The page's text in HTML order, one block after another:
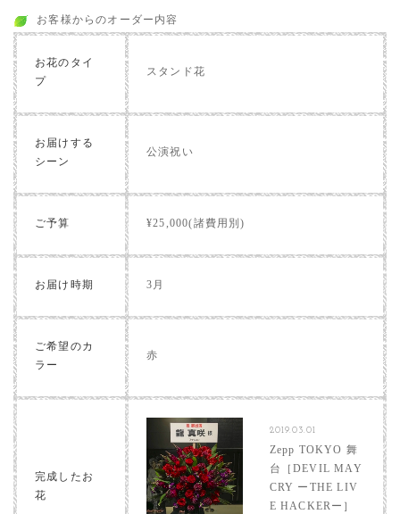
お客様からのオーダー内容
お花のタイ
プ
スタンド花
お届けする
シーン
公演祝い
ご予算 ¥25,000(諸費用別)
お届け時期 3月
ご希望のカ
ラー
赤
完成したお
花
2019.03.01
Zepp TOKYO 舞
台［DEVIL MAY
CRY ーTHE LIV
E HACKERー］